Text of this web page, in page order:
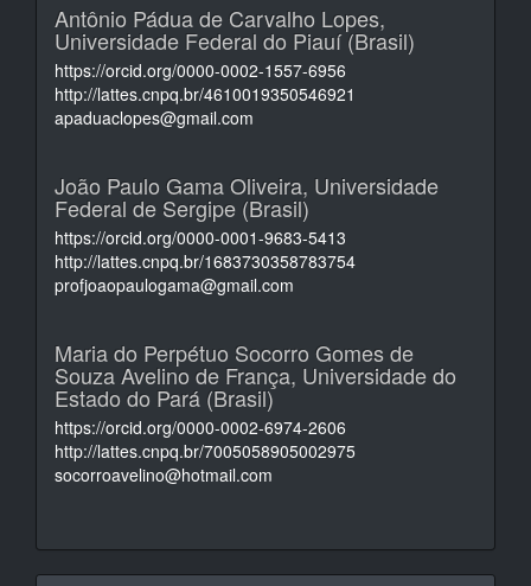
Antônio Pádua de Carvalho Lopes,
Universidade Federal do Piauí (Brasil)
https://orcid.org/0000-0002-1557-6956
http://lattes.cnpq.br/4610019350546921
apaduaclopes@gmail.com
João Paulo Gama Oliveira, Universidade
Federal de Sergipe (Brasil)
https://orcid.org/0000-0001-9683-5413
http://lattes.cnpq.br/1683730358783754
profjoaopaulogama@gmail.com
Maria do Perpétuo Socorro Gomes de
Souza Avelino de França, Universidade do
Estado do Pará (Brasil)
https://orcid.org/0000-0002-6974-2606
http://lattes.cnpq.br/7005058905002975
socorroavelino@hotmail.com